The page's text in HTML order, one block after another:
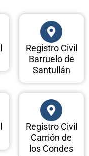
Registro Civil
Barruelo de
Santullán
Registro Civil
Carrión de
los Condes